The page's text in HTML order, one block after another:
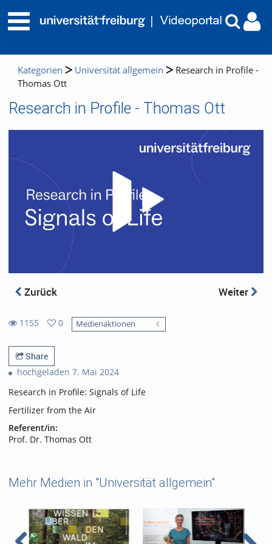
Kategorien Universität allgemein
Research in Profile -
Thomas Ott
Research in Profile - Thomas Ott
Zurück Weiter
1155
views
0
favorites
Medienaktionen
Share
hochgeladen 7. Mai 2024
Research in Profile: Signals of Life
Fertilizer from the Air
Referent/in:
Prof. Dr. Thomas Ott
Mehr Medien in "Universität allgemein"